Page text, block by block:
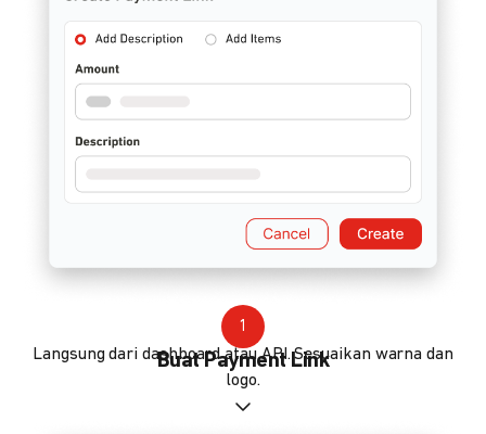
1
Buat Payment Link
Langsung dari dashboard atau API. Sesuaikan warna dan
logo.